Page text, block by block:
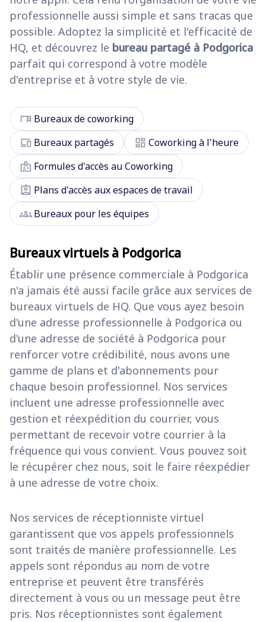
professionnelle aussi simple et sans tracas que
possible. Adoptez la simplicité et l'efficacité de
HQ, et découvrez le bureau partagé à Podgorica
parfait qui correspond à votre modèle
d'entreprise et à votre style de vie.
desk Bureaux de coworking
devices Bureaux partagés dashboard Coworking à l'heure
badge Formules d'accès au Coworking
assignment_ind Plans d'accès aux espaces de travail
groupsBureaux pour les équipes
Bureaux virtuels à Podgorica
Établir une présence commerciale à Podgorica
n'a jamais été aussi facile grâce aux services de
bureaux virtuels de HQ. Que vous ayez besoin
d'une adresse professionnelle à Podgorica ou
d'une adresse de société à Podgorica pour
renforcer votre crédibilité, nous avons une
gamme de plans et d'abonnements pour
chaque besoin professionnel. Nos services
incluent une adresse professionnelle avec
gestion et réexpédition du courrier, vous
permettant de recevoir votre courrier à la
fréquence qui vous convient. Vous pouvez soit
le récupérer chez nous, soit le faire réexpédier
à une adresse de votre choix.
Nos services de réceptionniste virtuel
garantissent que vos appels professionnels
sont traités de manière professionnelle. Les
appels sont répondus au nom de votre
entreprise et peuvent être transférés
directement à vous ou un message peut être
pris. Nos réceptionnistes sont également